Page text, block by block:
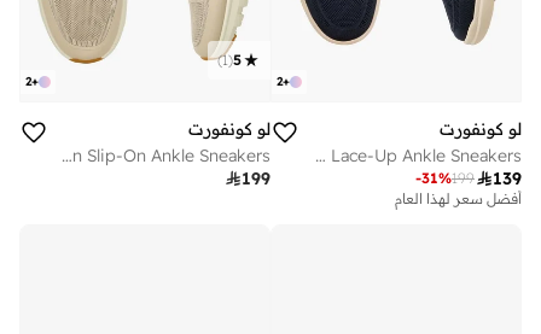
+
2
لو كونفورت
Men Lace-Up Ankle Sneakers
139
199
-31%
أفضل سعر لهذا العام
+
2
5
(
1
)
لو كونفورت
Men Slip-On Ankle Sneakers
199